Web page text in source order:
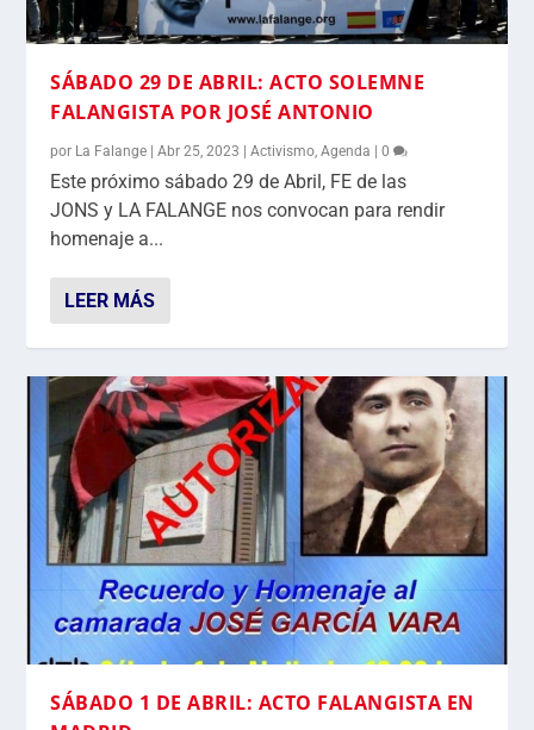
SÁBADO 29 DE ABRIL: ACTO SOLEMNE
FALANGISTA POR JOSÉ ANTONIO
por La Falange |Abr 25, 2023 |Activismo,Agenda |0
Este próximo sábado 29 de Abril, FE de las
JONS y LA FALANGE nos convocan para rendir
homenaje a...
LEER MÁS
SÁBADO 1 DE ABRIL: ACTO FALANGISTA EN